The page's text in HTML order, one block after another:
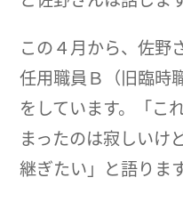
この４月から、佐野
任用職員Ｂ（旧臨時
をしています。「こ
まったのは寂しいけ
継ぎたい」と語ります